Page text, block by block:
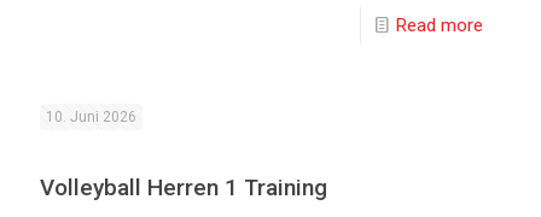
Read more
10. Juni 2026
Volleyball Herren 1 Training